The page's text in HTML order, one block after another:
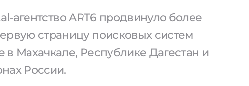
агентство ART6 продвинуло более
страницу поисковых систем
в Махачкале, Республике Дагестан и
России.